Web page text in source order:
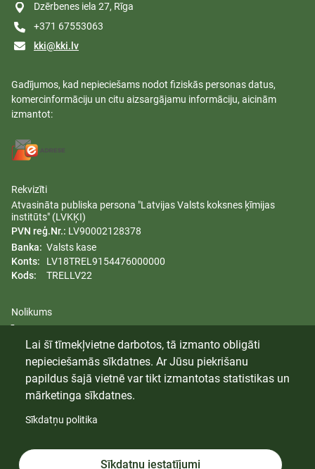
Dzērbenes iela 27, Rīga
+371 67553063
kki@kki.lv
Gadījumos, kad nepieciešams nodot fiziskās personas datus,
komercinformāciju un citu aizsargājamu informāciju, aicinām
izmantot:
Rekvizīti
Atvasināta publiska persona "Latvijas Valsts koksnes ķīmijas
institūts" (LVKĶI)
PVN reģ.Nr.: LV90002128378
Banka: Valsts kase
Konts:
LV18TREL9154476000000
Kods:
TRELLV22
Nolikums
Dzimumu līdztiesības plāns
Trauksmes celšana
© 2024 Latvijas Valsts Koksnes Ķīmijas Institūts. Visas tiesības
Sīkdatnes
Lai šī tīmekļvietne darbotos, tā izmanto obligāti
nepieciešamās sīkdatnes. Ar Jūsu piekrišanu
papildus šajā vietnē var tikt izmantotas statistikas un
mārketinga sīkdatnes.
Sīkdatņu politika
Sīkdatņu iestatījumi